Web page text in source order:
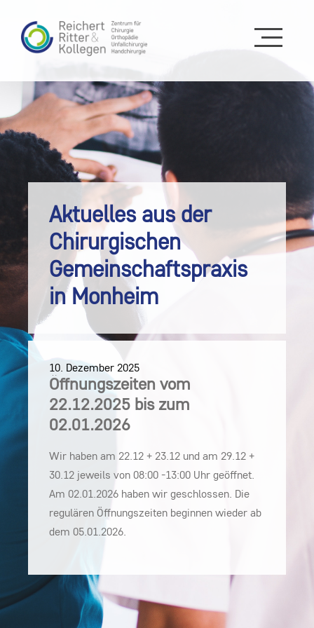
Aktuelles aus der
Chirurgischen
Gemeinschaftspraxis
in Monheim
10. Dezember 2025
Öffnungszeiten vom
22.12.2025 bis zum
02.01.2026
Wir haben am 22.12 + 23.12 und am 29.12 +
30.12 jeweils von 08:00 -13:00 Uhr geöffnet.
Am 02.01.2026 haben wir geschlossen. Die
regulären Öffnungszeiten beginnen wieder ab
dem 05.01.2026.